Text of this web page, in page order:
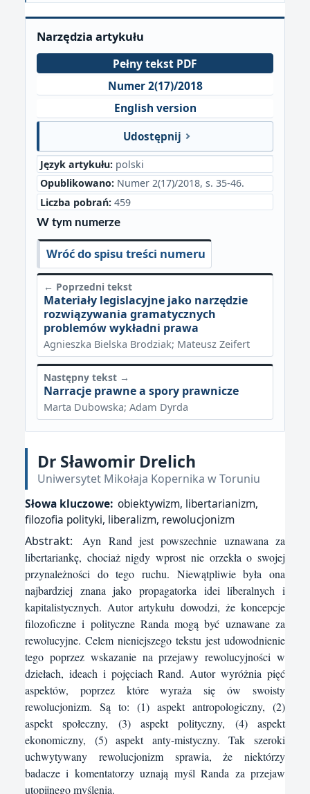
Narzędzia artykułu
Pełny tekst PDF
Numer 2(17)/2018
English version
Udostępnij
Język artykułu: polski
Opublikowano: Numer 2(17)/2018, s. 35-46.
Liczba pobrań: 459
W tym numerze
Wróć do spisu treści numeru
← Poprzedni tekst
Materiały legislacyjne jako narzędzie
rozwiązywania gramatycznych
problemów wykładni prawa
Agnieszka Bielska Brodziak; Mateusz Zeifert
Następny tekst →
Narracje prawne a spory prawnicze
Marta Dubowska; Adam Dyrda
Dr Sławomir Drelich
Uniwersytet Mikołaja Kopernika w Toruniu
Słowa kluczowe: obiektywizm, libertarianizm,
filozofia polityki, liberalizm, rewolucjonizm
Abstrakt:
Ayn Rand jest powszechnie uznawana za
libertariankę, chociaż nigdy wprost nie orzekła o swojej
przynależności do tego ruchu. Niewątpliwie była ona
najbardziej znana jako propagatorka idei liberalnych i
kapitalistycznych. Autor artykułu dowodzi, że koncepcje
filozoficzne i polityczne Randa mogą być uznawane za
rewolucyjne. Celem nieniejszego tekstu jest udowodnienie
tego poprzez wskazanie na przejawy rewolucyjności w
dziełach, ideach i pojęciach Rand. Autor wyróżnia pięć
aspektów, poprzez które wyraża się ów swoisty
rewolucjonizm. Są to: (1) aspekt antropologiczny, (2)
aspekt społeczny, (3) aspekt polityczny, (4) aspekt
ekonomiczny, (5) aspekt anty-mistyczny. Tak szeroki
uchwytywany rewolucjonizm sprawia, że niektórzy
badacze i komentatorzy uznają myśl Randa za przejaw
utopijnego myślenia.